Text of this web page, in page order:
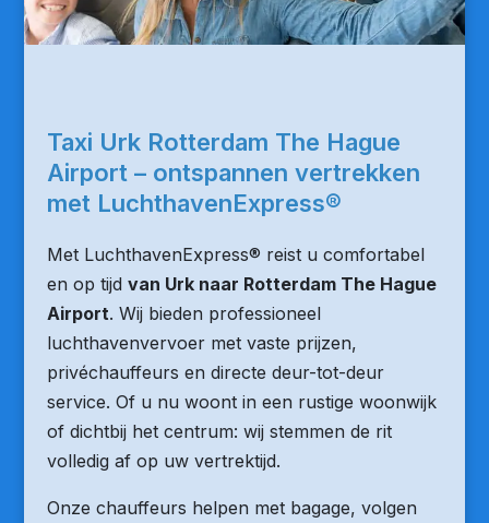
Taxi Urk Rotterdam The Hague
Airport – ontspannen vertrekken
met LuchthavenExpress®
Met LuchthavenExpress® reist u comfortabel
en op tijd van Urk naar Rotterdam The Hague
Airport. Wij bieden professioneel
luchthavenvervoer met vaste prijzen,
privéchauffeurs en directe deur-tot-deur
service. Of u nu woont in een rustige woonwijk
of dichtbij het centrum: wij stemmen de rit
volledig af op uw vertrektijd.
Onze chauffeurs helpen met bagage, volgen